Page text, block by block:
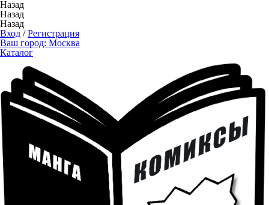
Назад
Назад
Назад
Вход /Регистрация
Ваш город: Москва
Каталог